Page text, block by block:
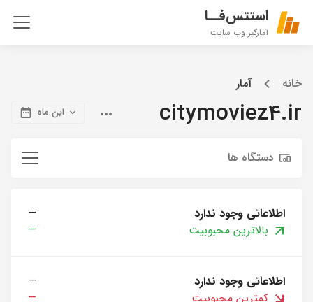
استتس‌فــا
آمارگیر وب سایت
خانه آمار
citymoviez4.ir این ماه
دستگاه ها
اطلاعاتی وجود ندارد
—
بالاترین محبوبیت
—
اطلاعاتی وجود ندارد
—
کمترین محبوبیت
—